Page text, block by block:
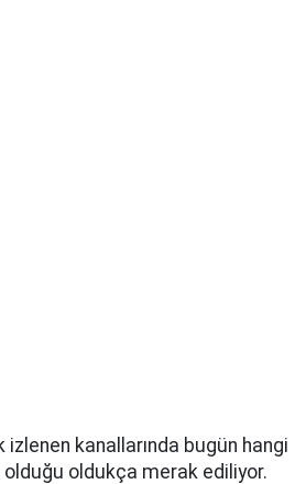
kanallarında bugün hangi
olduğu oldukça merak ediliyor.